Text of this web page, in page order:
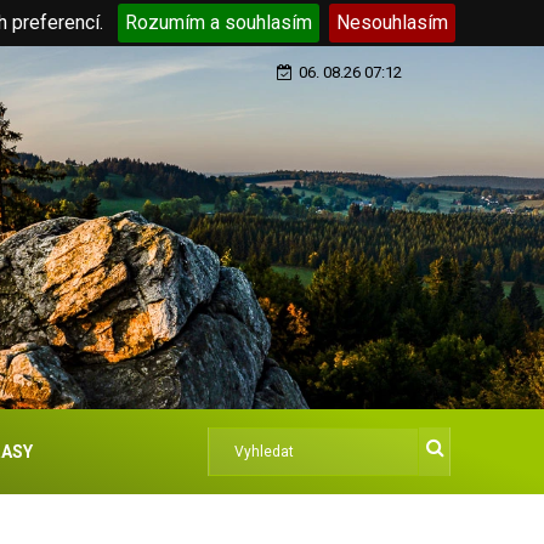
preferencí. Rozumím a souhlasím Nesouhlasím
06. 08.26 07:12